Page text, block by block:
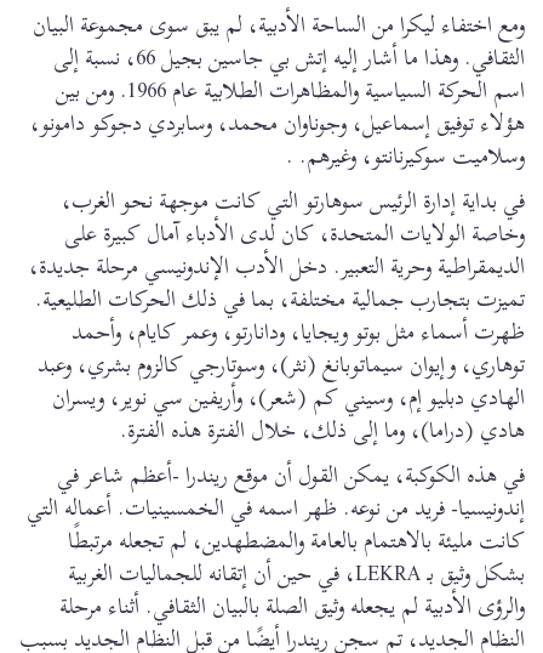
ومع اختفاء ليكرا من الساحة الأدبية، لم يبق سوى مجموعة البيان
الثقافي. وهذا ما أشار إليه إتش بي جاسين بجيل 66، نسبة إلى
اسم الحركة السياسية والمظاهرات الطلابية عام 1966. ومن بين
هؤلاء توفيق إسماعيل، وجوناوان محمد، وسابردي دجوكو دامونو،
وسلاميت سوكيرنانتو، وغيرهم. .
في بداية إدارة الرئيس سوهارتو التي كانت موجهة نحو الغرب،
وخاصة الولايات المتحدة، كان لدى الأدباء آمال كبيرة على
الديمقراطية وحرية التعبير. دخل الأدب الإندونيسي مرحلة جديدة،
تميزت بتجارب جمالية مختلفة، بما في ذلك الحركات الطليعية.
ظهرت أسماء مثل بوتو ويجايا، ودانارتو، وعمر كايام، وأحمد
توهاري، وإيوان سيماتوبانغ (نثر)، وسوتارجي كالزوم بشري، وعبد
الهادي دبليو إم، وسيني كم (شعر)، وأريفين سي نوير، ويسران
هادي (دراما)، وما إلى ذلك، خلال الفترة هذه الفترة.
في هذه الكوكبة، يمكن القول أن موقع ريندرا -أعظم شاعر في
إندونيسيا- فريد من نوعه. ظهر اسمه في الخمسينيات. أعماله التي
كانت مليئة بالاهتمام بالعامة والمضطهدين، لم تجعله مرتبطًا
بشكل وثيق بـ LEKRA، في حين أن إتقانه للجماليات الغربية
والرؤى الأدبية لم يجعله وثيق الصلة بالبيان الثقافي. أثناء مرحلة
النظام الجديد، تم سجن ريندرا أيضًا من قبل النظام الجديد بسبب